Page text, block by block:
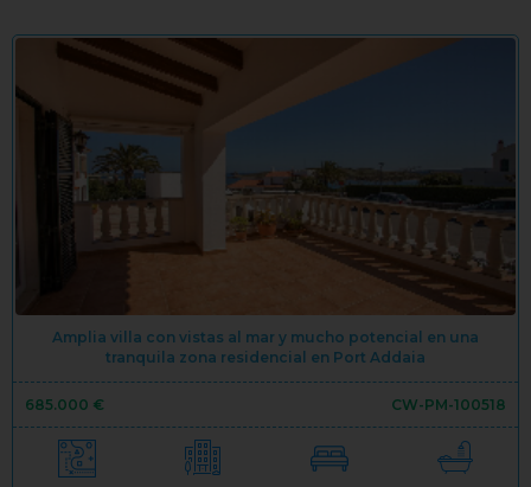
Amplia villa con vistas al mar y mucho potencial en una
tranquila zona residencial en Port Addaia
685.000 € CW-PM-100518